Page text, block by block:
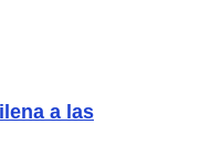
a las